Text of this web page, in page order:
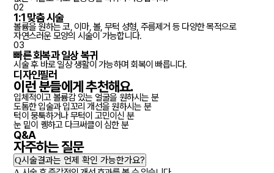
02
1:1 맞춤 시술
볼륨을 원하는 코, 이마, 볼, 무턱 성형, 주름제거 등 다양한 목적으로
자연스러운 모양의 시술이 가능합니다.
03
빠른 회복과 일상 복귀
시술 후 바로 일상 생활이 가능하며 회복이 빠릅니다.
디자인필러
이런 분들에게추천해요.
입체적이고 볼륨감 있는 얼굴을 원하시는 분
도톰한 입술과 입꼬리 개선을 원하시는 분
턱이 뭉툭하거나 무턱이 고민이신 분
눈 밑이 퀭하고 다크써클이 심한 분
Q&A
자주하는질문
Q시술결과는 언제 확인 가능한가요?